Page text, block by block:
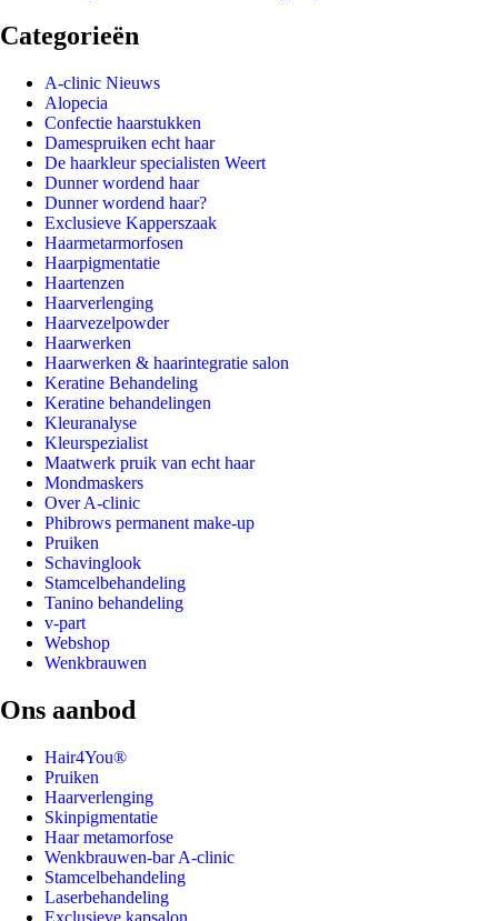
Categorieën
A-clinic Nieuws
Alopecia
Confectie haarstukken
Damespruiken echt haar
De haarkleur specialisten Weert
Dunner wordend haar
Dunner wordend haar?
Exclusieve Kapperszaak
Haarmetarmorfosen
Haarpigmentatie
Haartenzen
Haarverlenging
Haarvezelpowder
Haarwerken
Haarwerken & haarintegratie salon
Keratine Behandeling
Keratine behandelingen
Kleuranalyse
Kleurspezialist
Maatwerk pruik van echt haar
Mondmaskers
Over A-clinic
Phibrows permanent make-up
Pruiken
Schavinglook
Stamcelbehandeling
Tanino behandeling
v-part
Webshop
Wenkbrauwen
Ons aanbod
Hair4You®
Pruiken
Haarverlenging
Skinpigmentatie
Haar metamorfose
Wenkbrauwen-bar A-clinic
Stamcelbehandeling
Laserbehandeling